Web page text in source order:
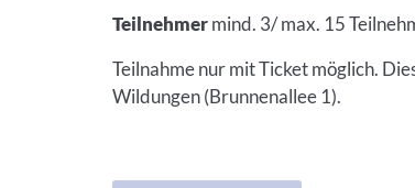
Teilnehmermind. 3/ max. 15
Teilnahme nur mit Ticket möglich.
Wildungen (Brunnenallee 1).